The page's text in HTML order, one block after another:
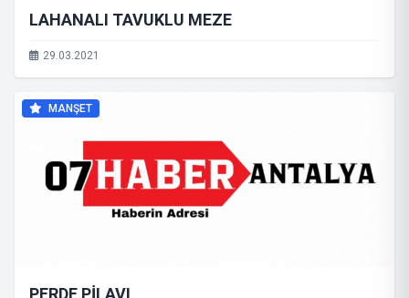
LAHANALI TAVUKLU MEZE
29.03.2021
MANŞET
PERDE PİLAVI